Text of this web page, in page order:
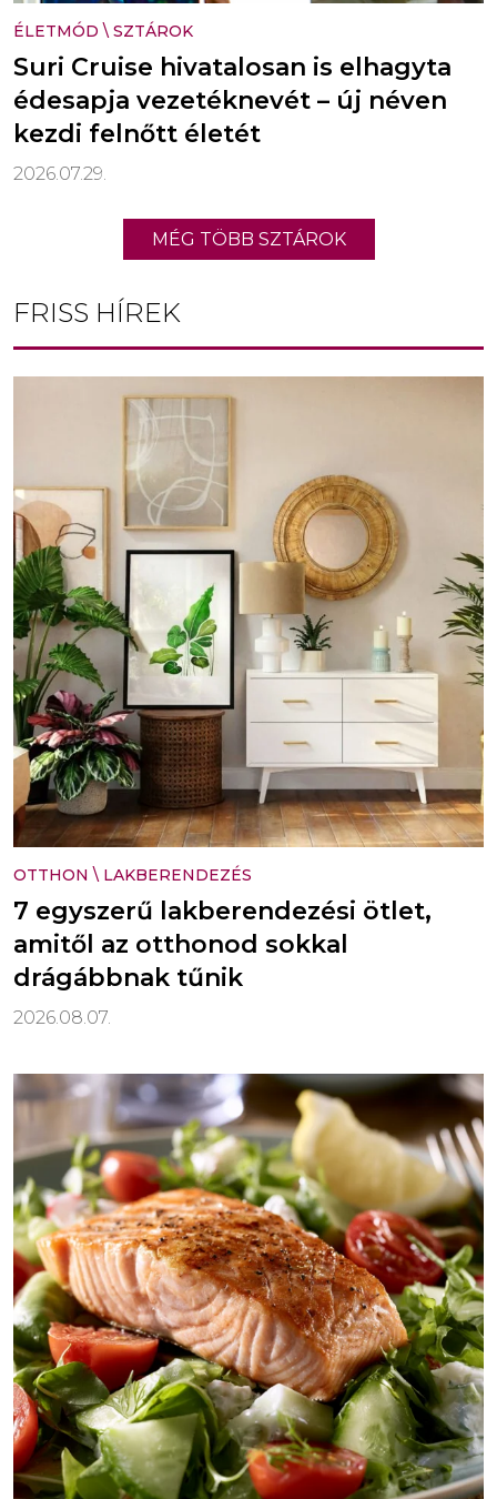
ÉLETMÓD \ SZTÁROK
Suri Cruise hivatalosan is elhagyta
édesapja vezetéknevét – új néven
kezdi felnőtt életét
2026.07.29.
MÉG TÖBB SZTÁROK
FRISS HÍREK
OTTHON \ LAKBERENDEZÉS
7 egyszerű lakberendezési ötlet,
amitől az otthonod sokkal
drágábbnak tűnik
2026.08.07.